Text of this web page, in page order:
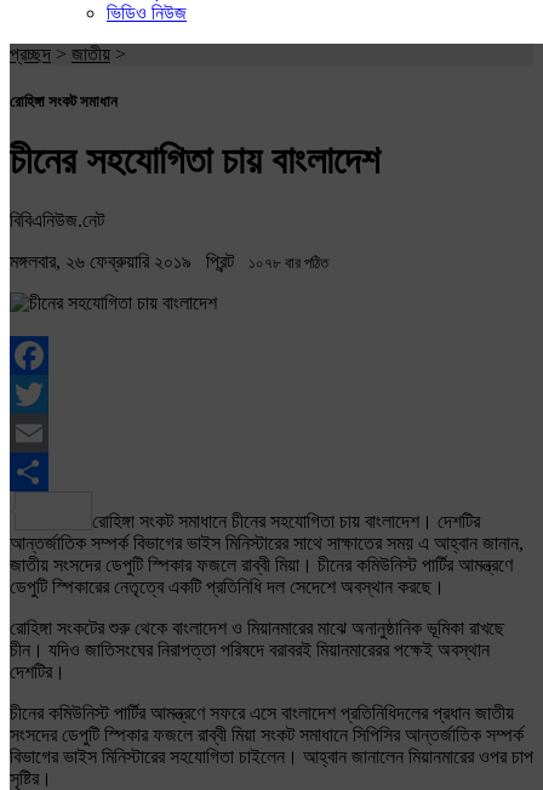
ভিডিও নিউজ
প্রচ্ছদ > জাতীয় >
রোহিঙ্গা সংকট সমাধান
চীনের সহযোগিতা চায় বাংলাদেশ
বিবিএনিউজ.নেট
মঙ্গলবার, ২৬ ফেব্রুয়ারি ২০১৯ প্রিন্ট ১০৭৮ বার পঠিত
Facebook
Twitter
Email
Share
রোহিঙ্গা সংকট সমাধানে চীনের সহযোগিতা চায় বাংলাদেশ। দেশটির
আন্তর্জাতিক সম্পর্ক বিভাগের ভাইস মিনিস্টারের সাথে সাক্ষাতের সময় এ আহ্বান জানান,
জাতীয় সংসদের ডেপুটি স্পিকার ফজলে রাব্বী মিয়া। চীনের কমিউনিস্ট পার্টির আমন্ত্রণে
ডেপুটি স্পিকারের নেতৃত্বে একটি প্রতিনিধি দল সেদেশে অবস্থান করছে।
রোহিঙ্গা সংকটের শুরু থেকে বাংলাদেশ ও মিয়ানমারের মাঝে অনানুষ্ঠানিক ভূমিকা রাখছে
চীন। যদিও জাতিসংঘের নিরাপত্তা পরিষদে বরাবরই মিয়ানমারেরর পক্ষেই অবস্থান
দেশটির।
চীনের কমিউনিস্ট পার্টির আমন্ত্রণে সফরে এসে বাংলাদেশ প্রতিনিধিদলের প্রধান জাতীয়
সংসদের ডেপুটি স্পিকার ফজলে রাব্বী মিয়া সংকট সমাধানে সিপিসির আন্তর্জাতিক সম্পর্ক
বিভাগের ভাইস মিনিস্টারের সহযোগিতা চাইলেন। আহ্বান জানালেন মিয়ানমারের ওপর চাপ
সৃষ্টির।